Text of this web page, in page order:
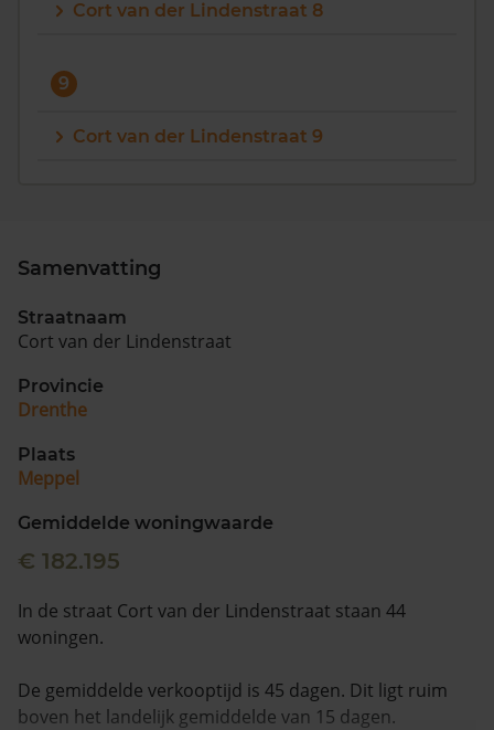
Cort van der Lindenstraat 8
9
Cort van der Lindenstraat 9
Samenvatting
Straatnaam
Cort van der Lindenstraat
Provincie
Drenthe
Plaats
Meppel
Gemiddelde woningwaarde
€ 182.195
In de straat Cort van der Lindenstraat staan 44
woningen.
De gemiddelde verkooptijd is 45 dagen. Dit ligt ruim
boven het landelijk gemiddelde van 15 dagen.